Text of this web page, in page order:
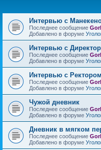
Интервью с
Последнее сообщение
Добавлено в форуме
Интервью с
Последнее сообщение
Добавлено в форуме
Интервью с Ректором
Последнее сообщение
Добавлено в форуме
Чужой дневник
Последнее сообщение
Добавлено в форуме
Дневник в мягком
Последнее сообщение
Добавлено в форуме